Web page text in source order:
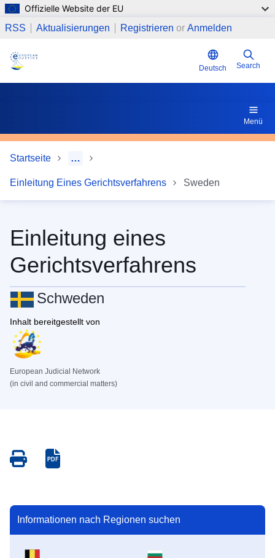
Direkt zum Inhalt
Offizielle Website der EU
RSS
Aktualisierungen Registrieren or Anmelden
Deutsch Search
Menü
Startseite …
Einleitung Eines Gerichtsverfahrens Sweden
Einleitung eines
Gerichtsverfahrens
Schweden
Inhalt bereitgestellt von
European Judicial Network
(in civil and commercial matters)
Save
as
Save
as
13 Erhalte ich genaue Angaben zum weiteren Verlauf (z.
Informationen nach Regionen suchen